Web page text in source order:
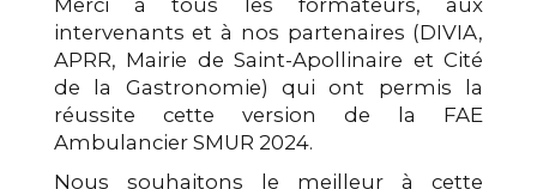
Merci à tous les formateurs, aux
intervenants et à nos partenaires (DIVIA,
APRR, Mairie de Saint-Apollinaire et Cité
de la Gastronomie) qui ont permis la
réussite cette version de la FAE
Ambulancier SMUR 2024.
Nous souhaitons le meilleur à cette